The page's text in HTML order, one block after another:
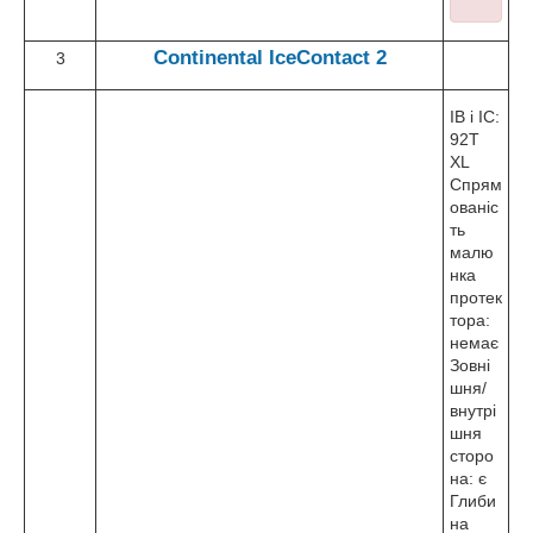
3 Continental IceContact 2
ІВ і ІС:
92T
XL
Спрям
ованіс
ть
малю
нка
протек
тора:
немає
Зовні
шня/
внутрі
шня
сторо
на: є
Глиби
на